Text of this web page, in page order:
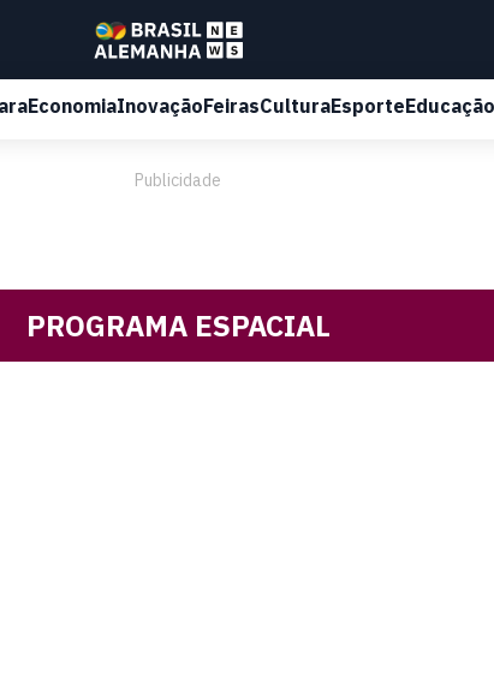
EconomiaInovaçãoFeirasCulturaEsporteEducação
Publicidade
PROGRAMA ESPACIAL